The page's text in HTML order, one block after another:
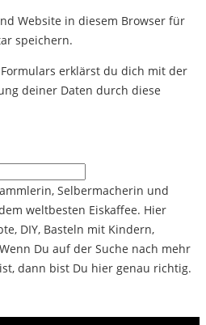
Website in diesem Browser für
speichern.
erklärst du dich mit der
deiner Daten durch diese
Selbermacherin und
weltbesten Eiskaffee. Hier
DIY, Basteln mit Kindern,
Du auf der Suche nach mehr
dann bist Du hier genau richtig.